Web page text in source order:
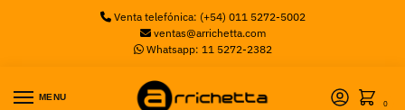
Venta telefónica: (+54) 011 5272-5002
ventas@arrichetta.com
Whatsapp: 11 5272-2382
MENU
0